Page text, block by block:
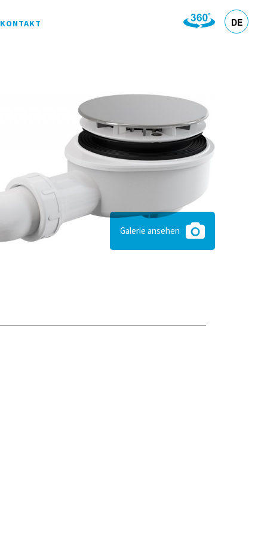
DE
KONTAKT
Galerie ansehen